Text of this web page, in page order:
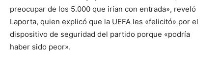
preocupar de los 5.000 que irían con entrada», reveló
Laporta, quien explicó que la UEFA les «felicitó» por el
dispositivo de seguridad del partido porque «podría
haber sido peor».